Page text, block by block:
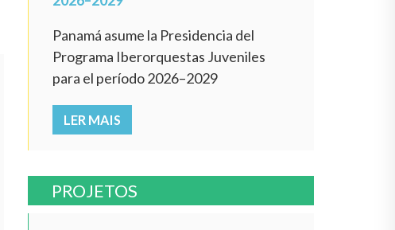
Panamá asume la Presidencia del
Programa Iberorquestas Juveniles
para el período 2026–2029
LER MAIS
PROJETOS